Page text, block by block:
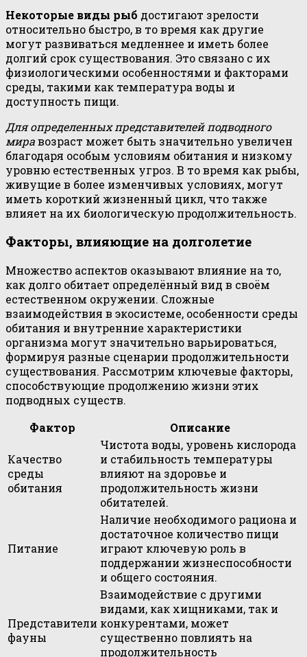
Некоторые виды рыб достигают зрелости
относительно быстро, в то время как другие
могут развиваться медленнее и иметь более
долгий срок существования. Это связано с их
физиологическими особенностями и факторами
среды, такими как температура воды и
доступность пищи.
Для определенных представителей подводного
миравозраст может быть значительно увеличен
благодаря особым условиям обитания и низкому
уровню естественных угроз. В то время как рыбы,
живущие в более изменчивых условиях, могут
иметь короткий жизненный цикл, что также
влияет на их биологическую продолжительность.
Факторы, влияющие на долголетие
Множество аспектов оказывают влияние на то,
как долго обитает определённый вид в своём
естественном окружении. Сложные
взаимодействия в экосистеме, особенности среды
обитания и внутренние характеристики
организма могут значительно варьироваться,
формируя разные сценарии продолжительности
существования. Рассмотрим ключевые факторы,
способствующие продолжению жизни этих
подводных существ.
Фактор
Описание
Качество
среды
обитания
Чистота воды, уровень кислорода
и стабильность температуры
влияют на здоровье и
продолжительность жизни
обитателей.
Питание
Наличие необходимого рациона и
достаточное количество пищи
играют ключевую роль в
поддержании жизнеспособности
и общего состояния.
Представители
фауны
Взаимодействие с другими
видами, как хищниками, так и
конкурентами, может
существенно повлиять на
продолжительность